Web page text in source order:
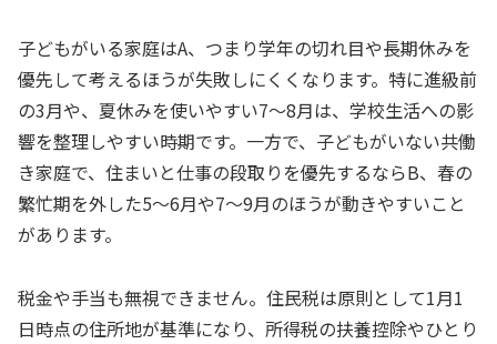
子どもがいる家庭はA、つまり学年の切れ目や長期休みを
優先して考えるほうが失敗しにくくなります。特に進級前
の3月や、夏休みを使いやすい7〜8月は、学校生活への影
響を整理しやすい時期です。一方で、子どもがいない共働
き家庭で、住まいと仕事の段取りを優先するならB、春の
繁忙期を外した5〜6月や7〜9月のほうが動きやすいこと
があります。
税金や手当も無視できません。住民税は原則として1月1
日時点の住所地が基準になり、所得税の扶養控除やひとり